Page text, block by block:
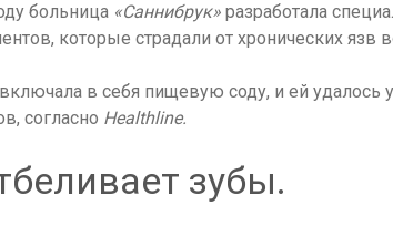
больница «Саннибрук» разработала
которые страдали от хронических язв
в себя пищевую соду, и ей удалось
согласно Healthline.
зубы.